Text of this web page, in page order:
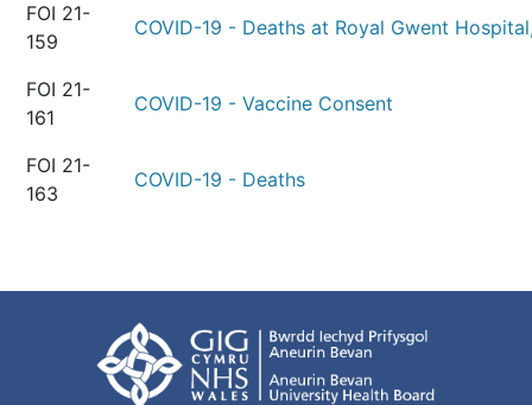
FOI 21-
159
COVID-19 - Deaths at Royal Gwent
FOI 21-
161
COVID-19 - Vaccine Consent
FOI 21-
163
COVID-19 - Deaths